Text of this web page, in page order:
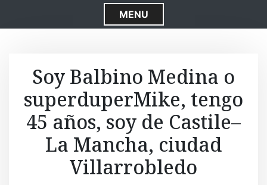
S
k
o
c
o
n
e
n
MENU
Soy Balbino Medina o
superduperMike, tengo
45 años, soy de Castile–
La Mancha, ciudad
Villarrobledo